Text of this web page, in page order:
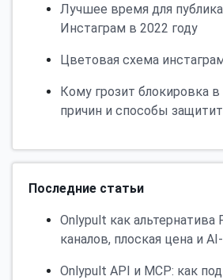
Лучшее время для
Инстаграм в 2022 году
Цветовая схема
Кому грозит блокировка
причин и способы
Последние статьи
Onlypult как альтернатива
каналов, плоская цена и
Onlypult API и MCP: как